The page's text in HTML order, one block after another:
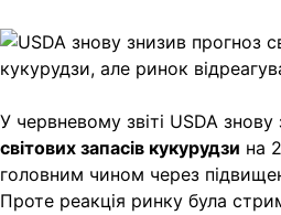
Link
Print
У червневому звіті USDA
світових запасів кукурудзи на
головним чином через
Проте реакція ринку була